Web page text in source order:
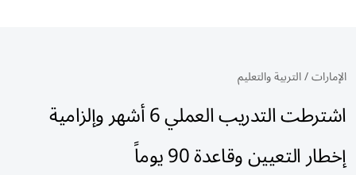
الإمارات/التربية والتعليم
اشترطت التدريب العملي 6 أشهر وإلزامية
إخطار التعيين وقاعدة 90 يوماً